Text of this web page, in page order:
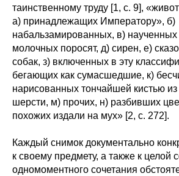
таинственному труду [1, с. 9],
а) принадлежащих Императору», б)
набальзамированных, в) наученных
молочных поросят, д) сирен, е)
собак, з) включенных в эту
бегающих как сумасшедшие, к)
нарисованных тончайшей кистью
шерсти, м) прочих, н) разбивших
похожих издали на мух» [2, с. 272].
Каждый снимок документально
к своему предмету, а также к целой
одномоментного сочетания